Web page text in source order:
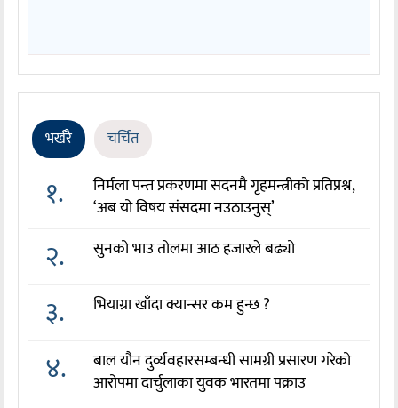
भर्खरै चर्चित
१.
निर्मला पन्त प्रकरणमा सदनमै गृहमन्त्रीको प्रतिप्रश्न,
‘अब यो विषय संसदमा नउठाउनुस्’
२. सुनको भाउ तोलमा आठ हजारले बढ्यो
३. भियाग्रा खाँदा क्यान्सर कम हुन्छ ?
४.
बाल यौन दुर्व्यवहारसम्बन्धी सामग्री प्रसारण गरेको
आरोपमा दार्चुलाका युवक भारतमा पक्राउ